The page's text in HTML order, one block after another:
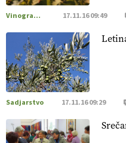
[EKOloško = LOGIČNO
prilagojene sorte
VEČ
https://t.co/OQSsax7l8V
https://t.co/PAL0zlhVia
[EKOloško = LOGIČNO
Vinogradništvo 17.11.16 09:49
Sadjarstvo 17.11.16 09:29